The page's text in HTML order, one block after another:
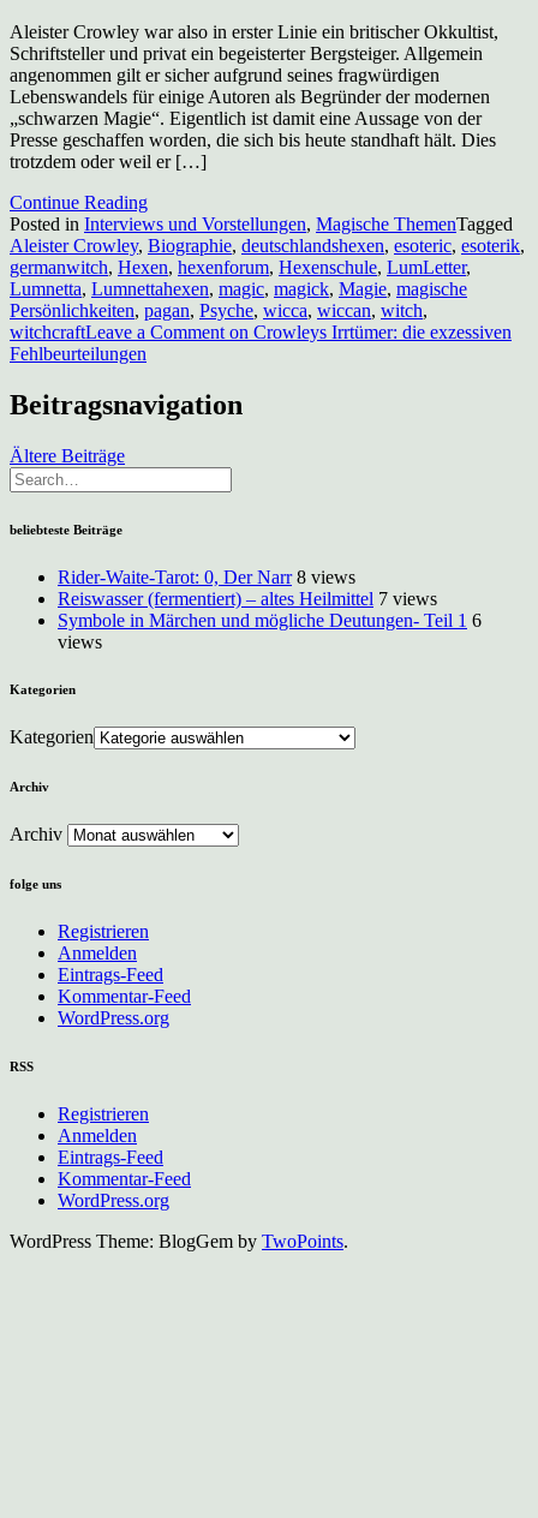
Aleister Crowley war also in erster Linie ein britischer Okkultist,
Schriftsteller und privat ein begeisterter Bergsteiger. Allgemein
angenommen gilt er sicher aufgrund seines fragwürdigen
Lebenswandels für einige Autoren als Begründer der modernen
„schwarzen Magie“. Eigentlich ist damit eine Aussage von der
Presse geschaffen worden, die sich bis heute standhaft hält. Dies
trotzdem oder weil er […]
Continue Reading
Posted in Interviews und Vorstellungen, Magische ThemenTagged
Aleister Crowley, Biographie, deutschlandshexen, esoteric, esoterik,
germanwitch, Hexen, hexenforum, Hexenschule, LumLetter,
Lumnetta, Lumnettahexen, magic, magick, Magie, magische
Persönlichkeiten, pagan, Psyche, wicca, wiccan, witch,
witchcraftLeave a Comment on Crowleys Irrtümer: die exzessiven
Fehlbeurteilungen
Beitragsnavigation
Ältere Beiträge
beliebteste Beiträge
Rider-Waite-Tarot: 0, Der Narr 8 views
Reiswasser (fermentiert) – altes Heilmittel 7 views
Symbole in Märchen und mögliche Deutungen- Teil 1 6
views
Kategorien
Kategorien
Archiv
Archiv
folge uns
Registrieren
Anmelden
Eintrags-Feed
Kommentar-Feed
WordPress.org
RSS
Registrieren
Anmelden
Eintrags-Feed
Kommentar-Feed
WordPress.org
WordPress Theme: BlogGem by TwoPoints.